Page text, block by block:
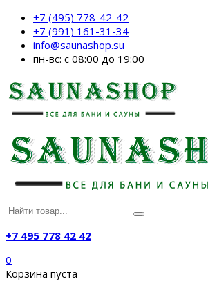
+7 (495) 778-42-42
+7 (991) 161-31-34
info@saunashop.su
пн-вс: с 08:00 до 19:00
+7 495 778 42 42
0
Корзина пуста